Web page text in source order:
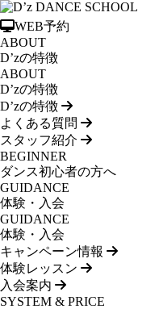
WEB予約
ABOUT
D’zの特徴
ABOUT
D’zの特徴
D’zの特徴
よくある質問
スタッフ紹介
BEGINNER
ダンス初心者の方へ
GUIDANCE
体験・入会
GUIDANCE
体験・入会
キャンペーン情報
体験レッスン
入会案内
SYSTEM & PRICE